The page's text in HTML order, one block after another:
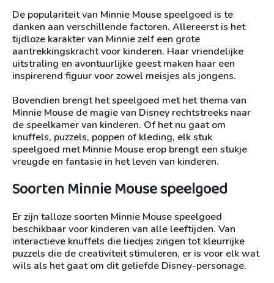
De populariteit van Minnie Mouse speelgoed is te
danken aan verschillende factoren. Allereerst is het
tijdloze karakter van Minnie zelf een grote
aantrekkingskracht voor kinderen. Haar vriendelijke
uitstraling en avontuurlijke geest maken haar een
inspirerend figuur voor zowel meisjes als jongens.
Bovendien brengt het speelgoed met het thema van
Minnie Mouse de magie van Disney rechtstreeks naar
de speelkamer van kinderen. Of het nu gaat om
knuffels, puzzels, poppen of kleding, elk stuk
speelgoed met Minnie Mouse erop brengt een stukje
vreugde en fantasie in het leven van kinderen.
Soorten Minnie Mouse speelgoed
Er zijn talloze soorten Minnie Mouse speelgoed
beschikbaar voor kinderen van alle leeftijden. Van
interactieve knuffels die liedjes zingen tot kleurrijke
puzzels die de creativiteit stimuleren, er is voor elk wat
wils als het gaat om dit geliefde Disney-personage.